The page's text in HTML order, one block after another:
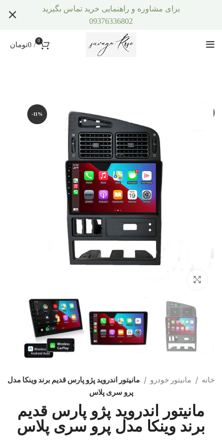
0
/
0تومان
-11%
خانه مانیتور خودرو
مانیتور اندروید پژو پارس قدیم برند وینکا مدل
پرو سری پلاس
مانیتور اندروید پژو پارس قدیم
برند وینکا مدل پرو سری پلاس
برای مشاوره و راهنمایی خرید تماس بگیرید
09376336802